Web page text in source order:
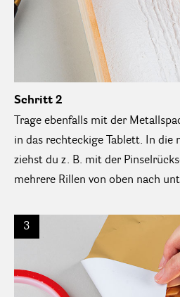
Schritt 2
Trage ebenfalls mit der
in das rechteckige Tablett. In die
ziehst du z. B. mit der
mehrere Rillen von oben nach
3